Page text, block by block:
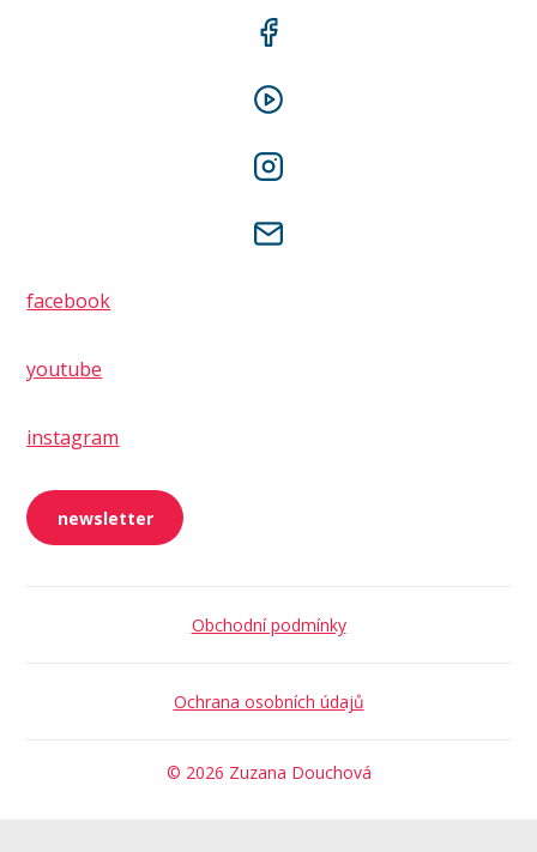
facebook
youtube
instagram
newsletter
Obchodní podmínky
Ochrana osobních údajů
© 2026 Zuzana Douchová